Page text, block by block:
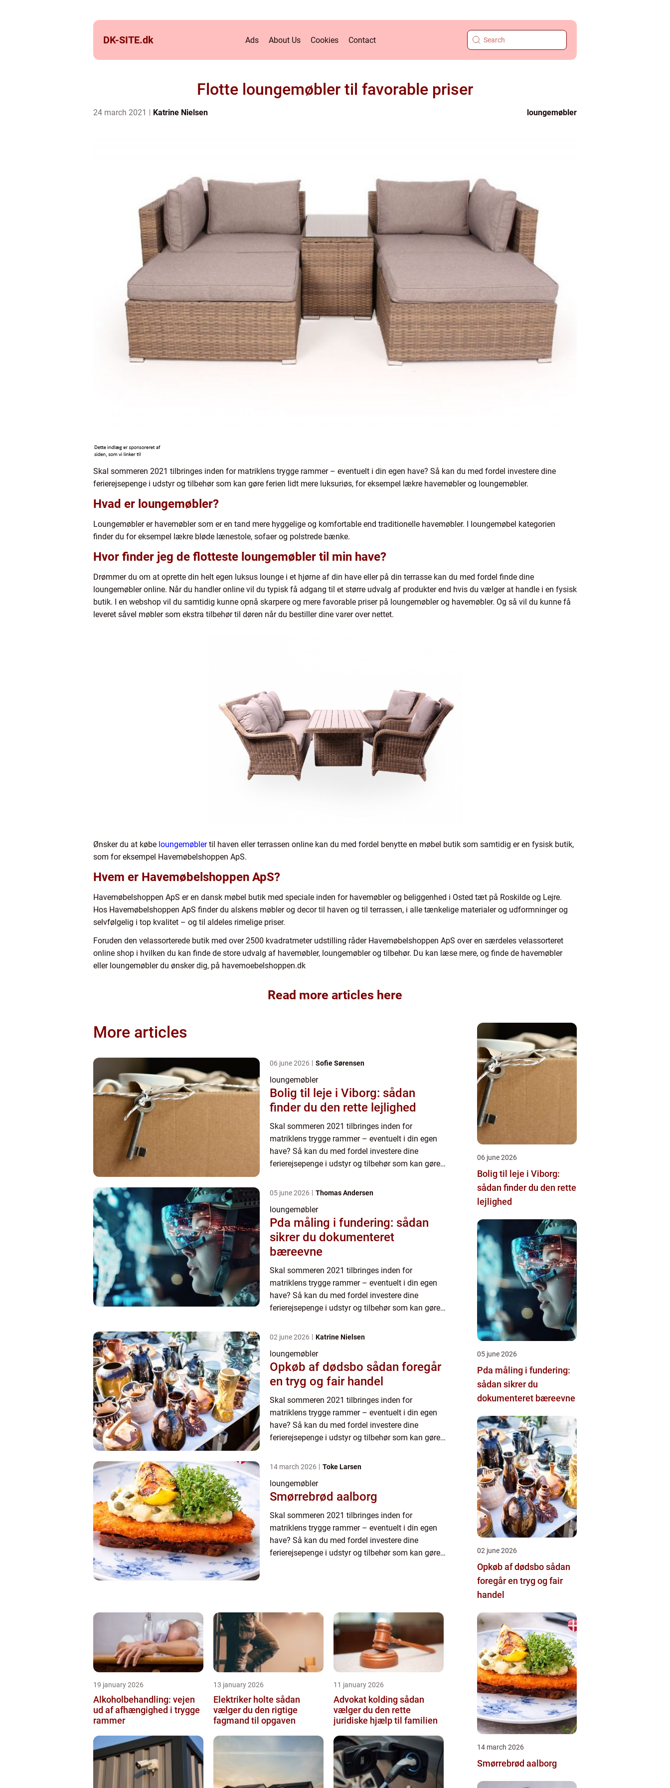
DK-SITE.dk Ads About Us Cookies Contact
Flotte loungemøbler til favorable priser
24 march 2021 Katrine Nielsen loungemøbler
Skal sommeren 2021 tilbringes inden for matriklens trygge rammer – eventuelt i din egen have? Så kan du med fordel investere dine
ferierejsepenge i udstyr og tilbehør som kan gøre ferien lidt mere luksuriøs, for eksempel lækre havemøbler og loungemøbler.
Hvad er loungemøbler?
Loungemøbler er havemøbler som er en tand mere hyggelige og komfortable end traditionelle havemøbler. I loungemøbel kategorien
finder du for eksempel lækre bløde lænestole, sofaer og polstrede bænke.
Hvor finder jeg de flotteste loungemøbler til min have?
Drømmer du om at oprette din helt egen luksus lounge i et hjørne af din have eller på din terrasse kan du med fordel finde dine
loungemøbler online. Når du handler online vil du typisk få adgang til et større udvalg af produkter end hvis du vælger at handle i en fysisk
butik. I en webshop vil du samtidig kunne opnå skarpere og mere favorable priser på loungemøbler og havemøbler. Og så vil du kunne få
leveret såvel møbler som ekstra tilbehør til døren når du bestiller dine varer over nettet.
Ønsker du at købe loungemøblertil haven eller terrassen online kan du med fordel benytte en møbel butik som samtidig er en fysisk butik,
som for eksempel Havemøbelshoppen ApS.
Hvem er Havemøbelshoppen ApS?
Havemøbelshoppen ApS er en dansk møbel butik med speciale inden for havemøbler og beliggenhed i Osted tæt på Roskilde og Lejre.
Hos Havemøbelshoppen ApS finder du alskens møbler og decor til haven og til terrassen, i alle tænkelige materialer og udformninger og
selvfølgelig i top kvalitet – og til aldeles rimelige priser.
Foruden den velassorterede butik med over 2500 kvadratmeter udstilling råder Havemøbelshoppen ApS over en særdeles velassorteret
online shop i hvilken du kan finde de store udvalg af havemøbler, loungemøbler og tilbehør. Du kan læse mere, og finde de havemøbler
eller loungemøbler du ønsker dig, på havemoebelshoppen.dk
Read more articles here
More articles
06 june 2026 Sofie Sørensen
loungemøbler
Bolig til leje i Viborg: sådan
finder du den rette lejlighed
Skal sommeren 2021 tilbringes inden for
matriklens trygge rammer – eventuelt i din egen
have? Så kan du med fordel investere dine
ferierejsepenge i udstyr og tilbehør som kan gøre
havemøbler og loungemøb...
05 june 2026 Thomas Andersen
loungemøbler
Pda måling i fundering: sådan
sikrer du dokumenteret
bæreevne
Skal sommeren 2021 tilbringes inden for
matriklens trygge rammer – eventuelt i din egen
have? Så kan du med fordel investere dine
ferierejsepenge i udstyr og tilbehør som kan gøre
havemøbler og loungemøb...
02 june 2026 Katrine Nielsen
loungemøbler
Opkøb af dødsbo sådan foregår
en tryg og fair handel
Skal sommeren 2021 tilbringes inden for
matriklens trygge rammer – eventuelt i din egen
have? Så kan du med fordel investere dine
ferierejsepenge i udstyr og tilbehør som kan gøre
havemøbler og loungemøb...
14 march 2026 Toke Larsen
loungemøbler
Smørrebrød aalborg
Skal sommeren 2021 tilbringes inden for
matriklens trygge rammer – eventuelt i din egen
have? Så kan du med fordel investere dine
ferierejsepenge i udstyr og tilbehør som kan gøre
19 january 2026
Alkoholbehandling: vejen
ud af afhængighed i trygge
rammer
13 january 2026
Elektriker holte sådan
vælger du den rigtige
fagmand til opgaven
11 january 2026
Advokat kolding sådan
vælger du den rette
juridiske hjælp til familien
06 june 2026
Bolig til leje i Viborg:
sådan finder du den rette
lejlighed
05 june 2026
Pda måling i fundering:
sådan sikrer du
dokumenteret bæreevne
02 june 2026
Opkøb af dødsbo sådan
foregår en tryg og fair
handel
14 march 2026
Smørrebrød aalborg